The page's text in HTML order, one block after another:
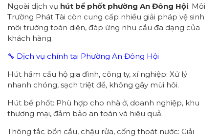
Ngoài dịch vụ hút bể phốt phường An Đông Hội. Môi
Trường Phát Tài còn cung cấp nhiều giải pháp vệ sinh
môi trường toàn diện, đáp ứng nhu cầu đa dạng của
khách hàng.
🔧 Dịch vụ chính tại Phường An Đông Hội
Hút hầm cầu hộ gia đình, công ty, xí nghiệp: Xử lý
nhanh chóng, sạch triệt để, không gây mùi hôi.
Hút bể phốt: Phù hợp cho nhà ở, doanh nghiệp, khu
thương mại, đảm bảo an toàn và hiệu quả.
Thông tắc bồn cầu, chậu rửa, cống thoát nước: Giải